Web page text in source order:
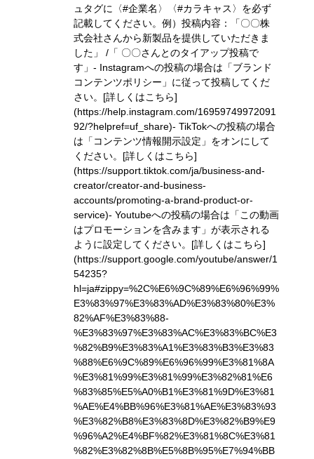
ュタグに〈#企業名〉〈#カラキャス〉を必ず
記載してください。 例）投稿内容：「〇〇株
式会社さんから新製品を提供していただきま
した」 /「 〇〇さんとのタイアップ投稿で
す」 - Instagramへの投稿の場合は「ブランド
コンテンツポリシー」に従って投稿してくだ
さい。 [詳しくはこちら]
(https://help.instagram.com/16959749972091
92/?helpref=uf_share)- TikTokへの投稿の場合
は「コンテンツ情報開示設定」をオンにして
ください。 [詳しくはこちら]
(https://support.tiktok.com/ja/business-and-
creator/creator-and-business-
accounts/promoting-a-brand-product-or-
service)- Youtubeへの投稿の場合は「この動画
はプロモーションを含みます」が表示される
ように設定してください。 [詳しくはこちら]
(https://support.google.com/youtube/answer/1
54235?
hl=ja#zippy=%2C%E6%9C%89%E6%96%99%
E3%83%97%E3%83%AD%E3%83%80%E3%
82%AF%E3%83%88-
%E3%83%97%E3%83%AC%E3%83%BC%E3
%82%B9%E3%83%A1%E3%83%B3%E3%83
%88%E6%9C%89%E6%96%99%E3%81%8A
%E3%81%99%E3%81%99%E3%82%81%E6
%83%85%E5%A0%B1%E3%81%9D%E3%81
%AE%E4%BB%96%E3%81%AE%E3%83%93
%E3%82%B8%E3%83%8D%E3%82%B9%E9
%96%A2%E4%BF%82%E3%81%8C%E3%81
%82%E3%82%8B%E5%8B%95%E7%94%BB